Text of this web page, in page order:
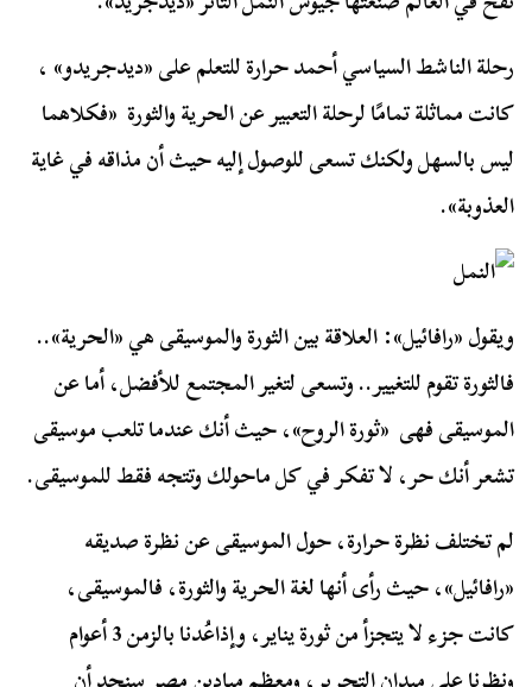
رحلة الناشط السياسي أحمد حرارة للتعلم على «ديدجريدو» ،
كانت مماثلة تمامًا لرحلة التعبير عن الحرية والثورة «فكلاهما
ليس بالسهل ولكنك تسعى للوصول إليه حيث أن مذاقه في غاية
العذوبة».
ويقول «رافائيل»: العلاقة بين الثورة والموسيقى هي «الحرية»..
فالثورة تقوم للتغيير.. وتسعى لتغير المجتمع للأفضل، أما عن
الموسيقى فهى «ثورة الروح»، حيث أنك عندما تلعب موسيقى
تشعر أنك حر، لا تفكر في كل ماحولك وتتجه فقط للموسيقى.
لم تختلف نظرة حرارة، حول الموسيقى عن نظرة صديقه
«رافائيل»، حيث رأى أنها لغة الحرية والثورة، فالموسيقى،
كانت جزء لا يتجزأ من ثورة يناير، وإذاعُدنا بالزمن 3 أعوام